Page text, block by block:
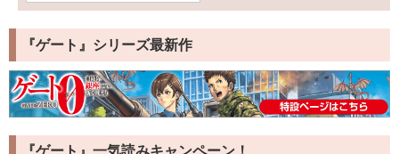
『ゲート』シリーズ最新作
『ゲート』一気読みキャンペーン！